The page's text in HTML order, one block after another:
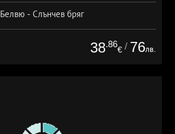
Белвю - Слънчев бряг
38.86
€ / 76лв.